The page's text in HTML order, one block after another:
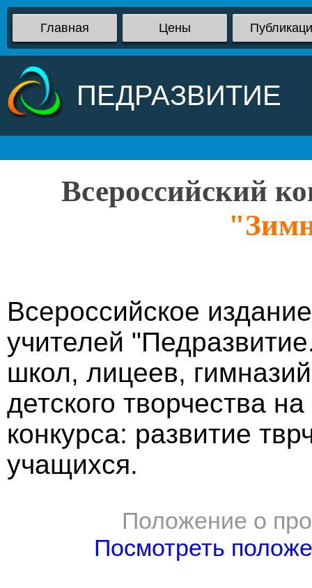
Главная Цены
ПЕДРАЗВИТИЕ
Всероссийский
Всероссийское
учителей
школ, лицеев,
детского творчества
конкурса: развитие
учащихся.
Положение о
Посмотреть